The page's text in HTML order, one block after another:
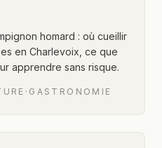
homard : où cueillir
en Charlevoix, ce que
apprendre sans risque.
· GASTRONOMIE